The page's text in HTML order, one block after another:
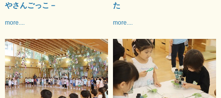
やさんごっこ－
more....
た
more....